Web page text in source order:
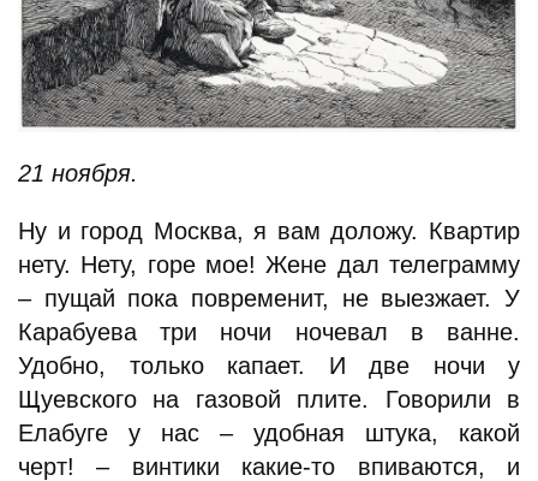
21 ноября.
Ну и город Москва, я вам доложу. Квартир
нету. Нету, горе мое! Жене дал телеграмму
– пущай пока повременит, не выезжает. У
Карабуева три ночи ночевал в ванне.
Удобно, только капает. И две ночи у
Щуевского на газовой плите. Говорили в
Елабуге у нас – удобная штука, какой
черт! – винтики какие-то впиваются, и